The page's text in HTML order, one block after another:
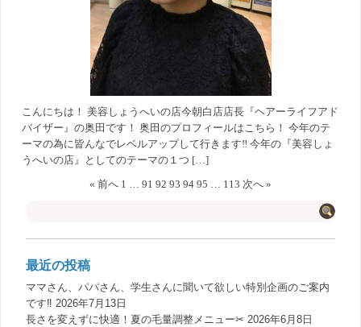
こんにちは！ 美容しょうへいの店今朝白店店長『ヘアーライフアド
バイザー』の奥田です！ 奥田のプロフィールはこちら！ 今年のテ
ーマの為に皆んなでレベルアップして行きます‼︎ 今年の『美容しょ
うへいの店』としてのテーマの１つ […]
« 前へ 1 … 91 92 93 94 95 … 113 次へ »
最近の投稿
ママさん、パパさん、学生さんに聞いて欲しい特別企画のご案内
です‼️ 2026年7月13日
長さを変えずに快適！夏の毛量調整メニュー✂︎ 2026年6月8日